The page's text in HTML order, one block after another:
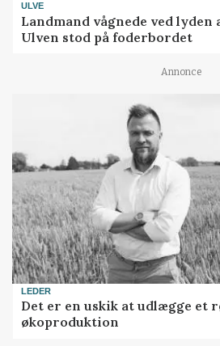
ULVE
Landmand vågnede ved
Ulven stod på foderbordet
Annonce
LEDER
Det er en uskik at udlægge et
økoproduktion